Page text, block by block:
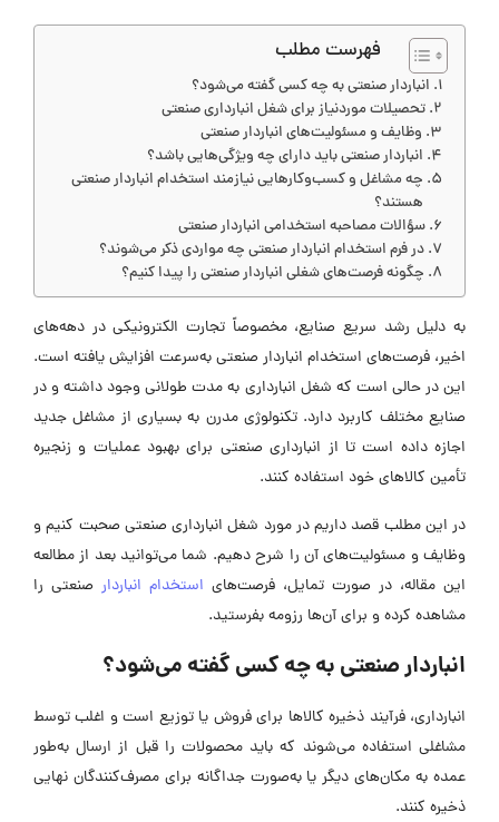
فهرست مطلب
انباردار صنعتی به چه کسی گفته می‌شود؟
تحصیلات موردنیاز برای شغل انبارداری صنعتی
وظایف و مسئولیت‌های انباردار صنعتی
انباردار صنعتی باید دارای چه ویژگی‌هایی باشد؟
چه مشاغل و کسب‌و‌کارهایی نیازمند استخدام انباردار صنعتی
هستند؟
سؤالات مصاحبه استخدامی انباردار صنعتی
در فرم استخدام انباردار صنعتی چه مواردی ذکر می‌شوند؟
چگونه فرصت‌های شغلی انباردار صنعتی را پیدا کنیم؟
به دلیل رشد سریع صنایع، مخصوصاً تجارت الکترونیکی در دهه‌های
اخیر، فرصت‌های استخدام انباردار صنعتی به‌سرعت افزایش یافته است.
این در حالی است که شغل انبارداری به مدت طولانی وجود داشته و در
صنایع مختلف کاربرد دارد. تکنولوژی مدرن به بسیاری از مشاغل جدید
اجازه داده است تا از انبارداری صنعتی برای بهبود عملیات و زنجیره
تأمین کالاهای خود استفاده کنند.
در این مطلب قصد داریم در مورد شغل انبارداری صنعتی صحبت کنیم و
وظایف و مسئولیت‌های آن را شرح دهیم. شما می‌توانید بعد از مطالعه
این مقاله، در صورت تمایل، فرصت‌های استخدام انباردار صنعتی را
مشاهده کرده و برای آن‌ها رزومه بفرستید.
انباردار صنعتی به چه کسی گفته می‌شود؟
انبارداری، فرآیند ذخیره کالاها برای فروش یا توزیع است و اغلب توسط
مشاغلی استفاده می‌شوند که باید محصولات را قبل از ارسال به‌طور
عمده به مکان‌های دیگر یا به‌صورت جداگانه برای مصرف‌کنندگان نهایی
ذخیره کنند.